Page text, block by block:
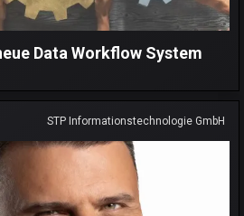
Data Workflow System
STP Informationstechnologie GmbH